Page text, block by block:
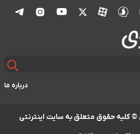
درباره ما
90اقتصادی © کلیه حقوق متعلق به سایت اینترنتی